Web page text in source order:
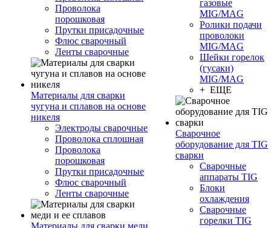
Проволока
порошковая
Прутки присадочные
Флюс сварочный
Ленты сварочные
Материалы для сварки
чугуна и сплавов на основе
никеля
Электроды сварочные
Проволока сплошная
Проволока
порошковая
Прутки присадочные
Флюс сварочный
Ленты сварочные
Материалы для сварки меди
газовые
MIG/MAG
Ролики подачи
проволоки
MIG/MAG
Шейки горелок
(гусаки)
MIG/MAG
+ ЕЩЕ
Сварочное
оборудование для TIG
сварки
Сварочные
аппараты TIG
Блоки
охлаждения
Сварочные
горелки TIG